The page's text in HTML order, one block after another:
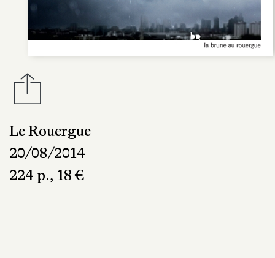
Le Rouergue
20/08/2014
224 p., 18 €